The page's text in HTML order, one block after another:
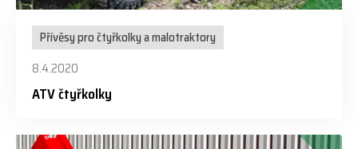
Přívěsy pro čtyřkolky a malotraktory
8.4.2020
ATV čtyřkolky